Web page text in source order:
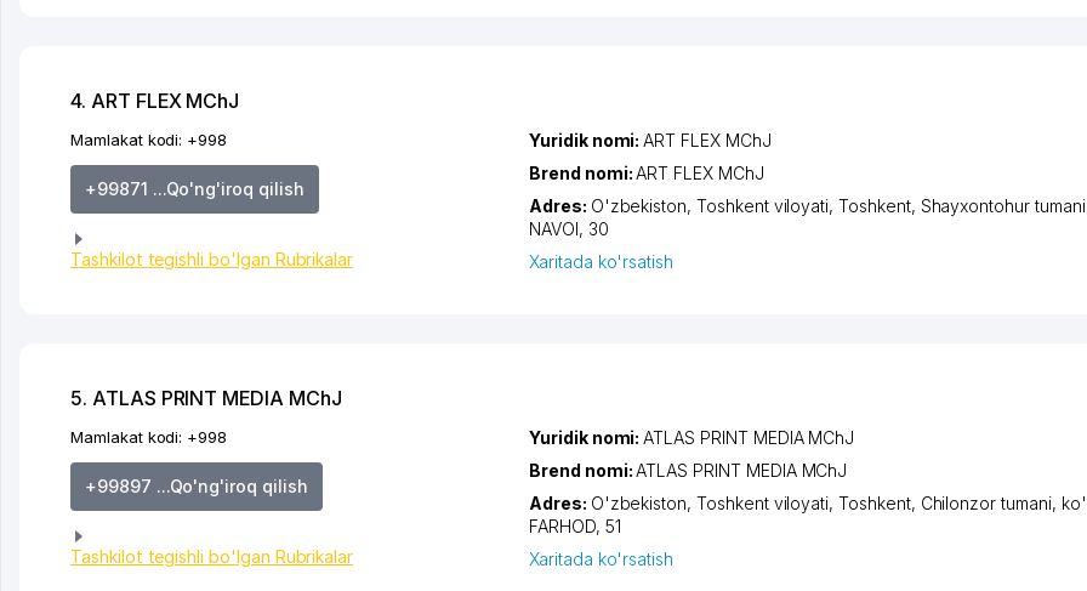
4. ART FLEX MChJ
Mamlakat kodi: +998
+99871 ...Qo'ng'iroq qilish
Tashkilot tegishli bo'lgan Rubrikalar
Yuridik nomi:ART FLEX MChJ
Brend nomi:ART FLEX MChJ
Adres: O'zbekiston,Toshkent viloyati,Toshkent, Shayxontohur tumani
NAVOI, 30
Xaritada ko'rsatish
5. ATLAS PRINT MEDIA MChJ
Mamlakat kodi: +998
+99897 ...Qo'ng'iroq qilish
Tashkilot tegishli bo'lgan Rubrikalar
Yuridik nomi:ATLAS PRINT MEDIA MChJ
Brend nomi:ATLAS PRINT MEDIA MChJ
Adres: O'zbekiston,Toshkent viloyati,Toshkent, Chilonzor tumani,
FARHOD, 51
Xaritada ko'rsatish